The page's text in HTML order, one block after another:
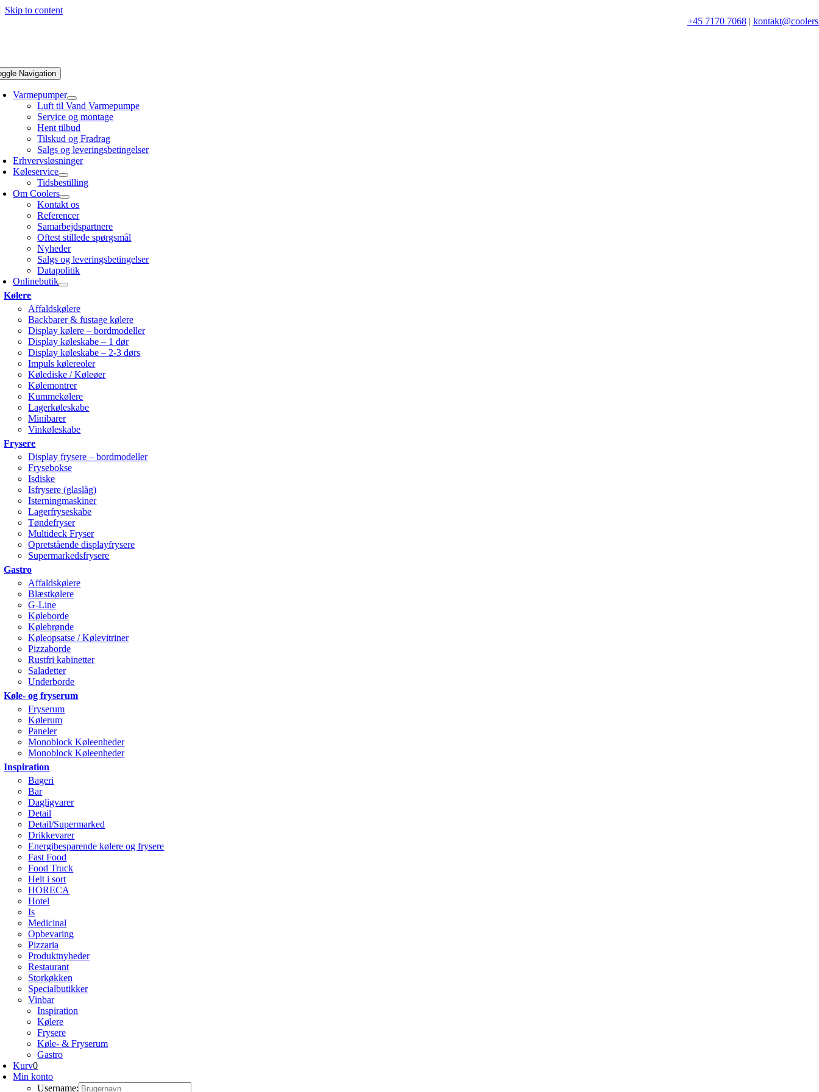
Skip to content
+45 7170 7068|
Navigation
Varmepumper
Luft til Vand Varmepumpe
Service og montage
Hent tilbud
Tilskud og Fradrag
Salgs og leveringsbetingelser
Erhvervsløsninger
Køleservice
Tidsbestilling
Om Coolers
Kontakt os
Referencer
Samarbejdspartnere
Oftest stillede spørgsmål
Nyheder
Salgs og leveringsbetingelser
Datapolitik
Onlinebutik
Kølere
Affaldskølere
Backbarer & fustage kølere
Display kølere – bordmodeller
Display køleskabe – 1 dør
Display køleskabe – 2-3 dørs
Impuls kølereoler
Kølediske / Køleøer
Kølemontrer
Kummekølere
Lagerkøleskabe
Minibarer
Vinkøleskabe
Frysere
Display frysere – bordmodeller
Frysebokse
Isdiske
Isfrysere (glaslåg)
Isterningmaskiner
Lagerfryseskabe
Tøndefryser
Multideck Fryser
Opretstående displayfrysere
Supermarkedsfrysere
Gastro
Affaldskølere
Blæstkølere
G-Line
Køleborde
Kølebrønde
Køleopsatse / Kølevitriner
Pizzaborde
Rustfri kabinetter
Saladetter
Underborde
Køle- og fryserum
Fryserum
Kølerum
Paneler
Monoblock Køleenheder
Monoblock Køleenheder
Inspiration
Bageri
Bar
Dagligvarer
Detail
Detail/Supermarked
Drikkevarer
Energibesparende kølere og frysere
Fast Food
Food Truck
Helt i sort
HORECA
Hotel
Is
Medicinal
Opbevaring
Pizzaria
Produktnyheder
Restaurant
Storkøkken
Specialbutikker
Vinbar
Inspiration
Kølere
Frysere
Køle- & Fryserum
Gastro
Kurv0
Min konto
Username: